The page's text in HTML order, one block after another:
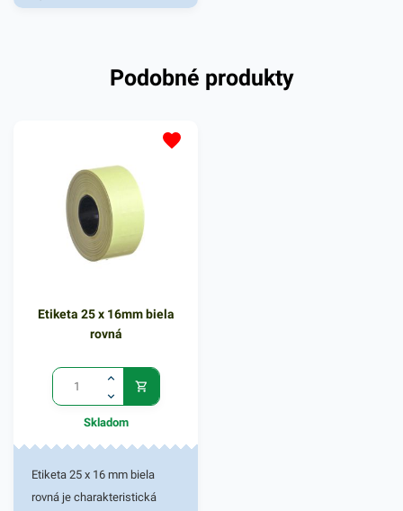
alebo do etiketovacích
oblastiach - v priemysloch,
jednoducho nalepí na rôzne
predmety, vďaka čomu si ich
môžete označiť podľa vašej
potreby. Vďaka etiketám
budú vaše predmety vždy
rýchlo a prehľadne
Podobné produkty
Etiketa 25 x 16mm biela
rovná
Skladom
Etiketa 25 x 16 mm biela
rovná je charakteristická